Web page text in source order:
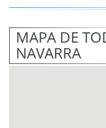
MAPA DE
NAVARRA